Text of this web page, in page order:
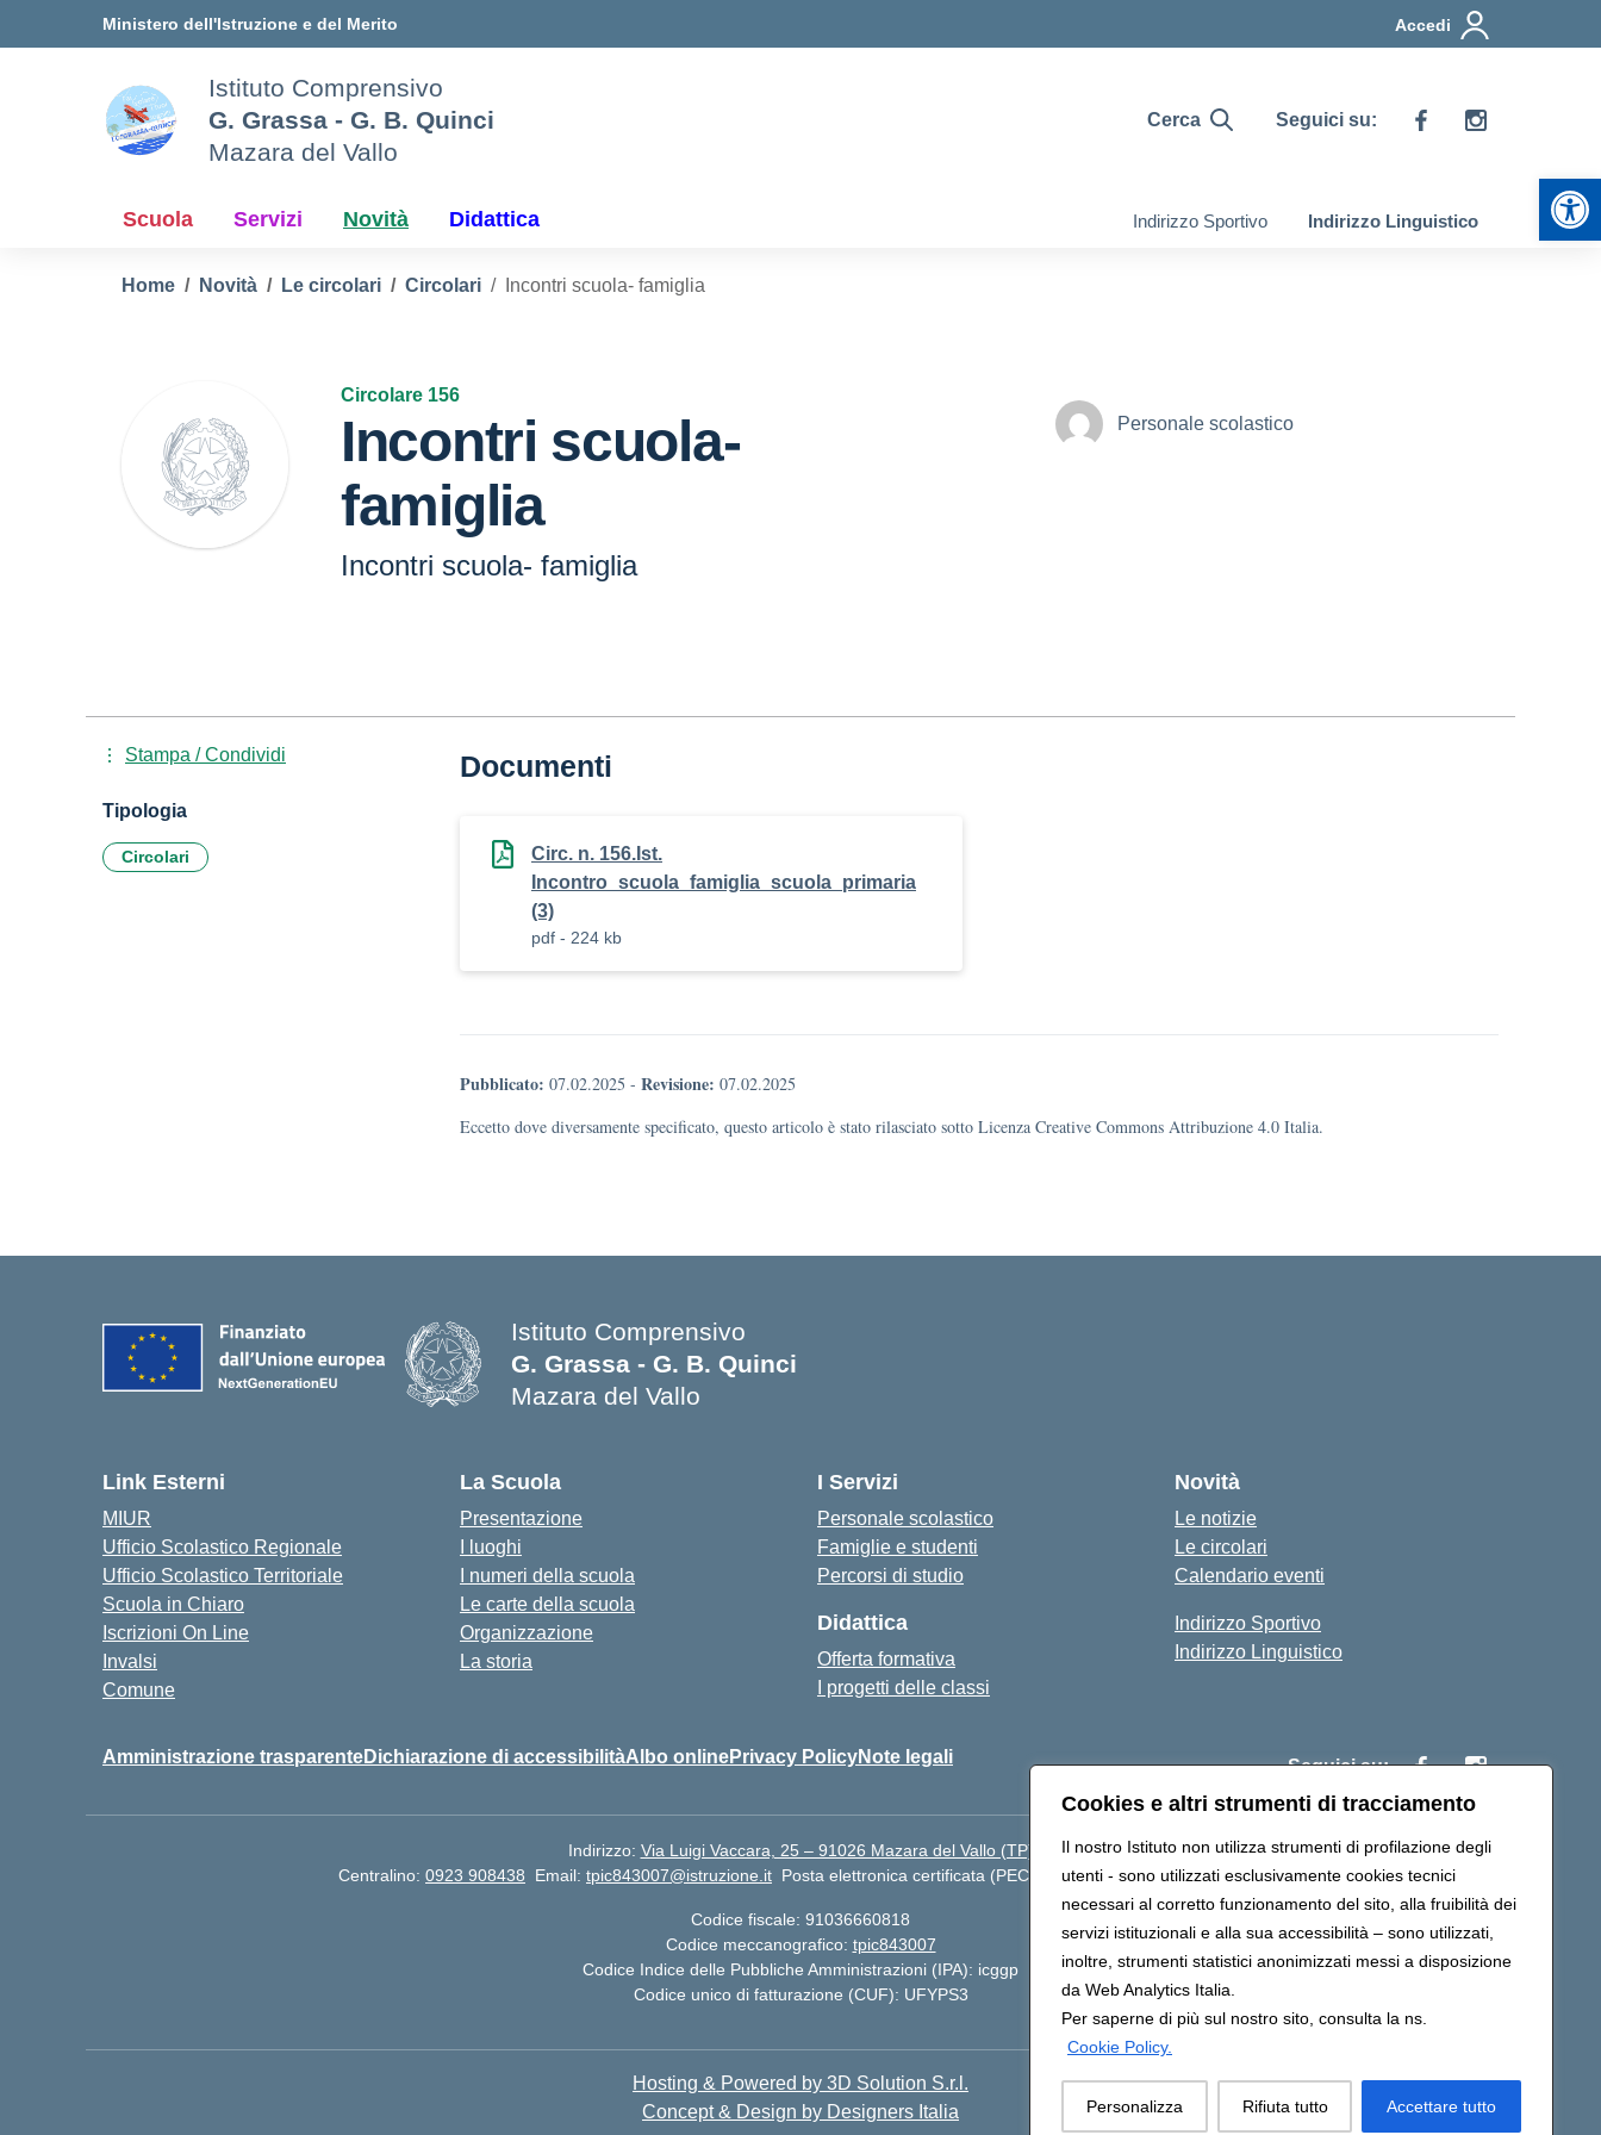
Cookies e altri strumenti di tracciamento
Il nostro Istituto non utilizza strumenti di profilazione degli
utenti - sono utilizzati esclusivamente cookies tecnici
necessari al corretto funzionamento del sito, alla fruibilità dei
servizi istituzionali e alla sua accessibilità – sono utilizzati,
inoltre, strumenti statistici anonimizzati messi a disposizione
da Web Analytics Italia.
Per saperne di più sul nostro sito, consulta la ns.
Cookie Policy.
Personalizza Rifiuta tutto Accettare tutto
Ministero dell'Istruzione e del Merito Accedi
Istituto Comprensivo
G. Grassa - G. B. Quinci
Mazara del Vallo
Cerca Seguici su:
Scuola Servizi Novità Didattica Indirizzo Sportivo Indirizzo Linguistico
Home Novità Le circolari Circolari Incontri scuola- famiglia
Circolare 156
Incontri scuola-
famiglia
Incontri scuola- famiglia
Personale scolastico
Documenti
Circ. n. 156.Ist.
Incontro_scuola_famiglia_scuola_primaria
(3)
pdf - 224 kb
Pubblicato: 07.02.2025 - Revisione: 07.02.2025
Eccetto dove diversamente specificato, questo articolo è stato rilasciato sotto Licenza Creative Commons Attribuzione 4.0 Italia.
Stampa / Condividi
Tipologia
Circolari
Istituto Comprensivo
G. Grassa - G. B. Quinci
Mazara del Vallo
Link Esterni
MIUR
Ufficio Scolastico Regionale
Ufficio Scolastico Territoriale
Scuola in Chiaro
Iscrizioni On Line
Invalsi
Comune
La Scuola
Presentazione
I luoghi
I numeri della scuola
Le carte della scuola
Organizzazione
La storia
I Servizi
Personale scolastico
Famiglie e studenti
Percorsi di studio
Didattica
Offerta formativa
I progetti delle classi
Novità
Le notizie
Le circolari
Calendario eventi
Indirizzo Sportivo
Indirizzo Linguistico
Amministrazione trasparenteDichiarazione di accessibilitàAlbo onlinePrivacy PolicyNote legali Seguici su:
Indirizzo: Via Luigi Vaccara, 25 – 91026 Mazara del Vallo (TP)
Centralino: 0923 908438 Email: tpic843007@istruzione.it Posta elettronica certificata (PEC): tpic843007@pec.istruzione.it
Codice fiscale: 91036660818
Codice meccanografico: tpic843007
Codice Indice delle Pubbliche Amministrazioni (IPA): icggp
Codice unico di fatturazione (CUF): UFYPS3
Hosting & Powered by 3D Solution S.r.l.
Concept & Design by Designers Italia